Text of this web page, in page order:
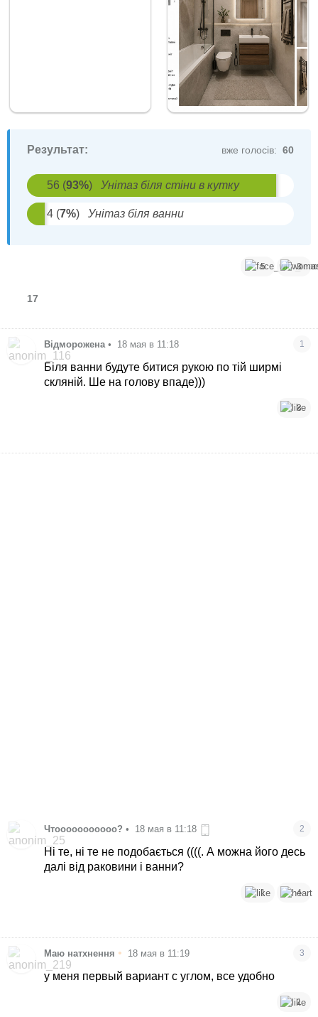
Результат: вже голосів: 60
56 (93%) Унітаз біля стіни в кутку
4 (7%) Унітаз біля ванни
5 3
17
Відморожена • 18 мая в 11:18 1
Біля ванни будуте битися рукою по тій ширмі
скляній. Ше на голову впаде)))
3
Чтооооооооооо? • 18 мая в 11:18 2
Ні те, ні те не подобається ((((. А можна його десь
далі від раковини і ванни?
1 4
Маю натхнення • 18 мая в 11:19 3
у меня первый вариант с углом, все удобно
1